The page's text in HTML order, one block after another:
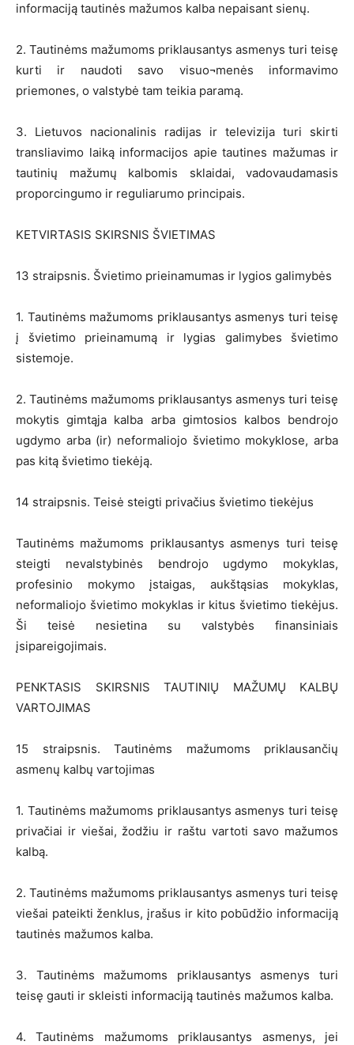
informaciją tautinės mažumos kalba nepaisant sienų.
2. Tautinėms mažumoms priklausantys asmenys turi teisę
kurti ir naudoti savo visuo¬menės informavimo
priemones, o valstybė tam teikia paramą.
3. Lietuvos nacionalinis radijas ir televizija turi skirti
transliavimo laiką informacijos apie tautines mažumas ir
tautinių mažumų kalbomis sklaidai, vadovaudamasis
proporcingumo ir reguliarumo principais.
KETVIRTASIS SKIRSNIS ŠVIETIMAS
13 straipsnis. Švietimo prieinamumas ir lygios galimybės
1. Tautinėms mažumoms priklausantys asmenys turi teisę
į švietimo prieinamumą ir lygias galimybes švietimo
sistemoje.
2. Tautinėms mažumoms priklausantys asmenys turi teisę
mokytis gimtąja kalba arba gimtosios kalbos bendrojo
ugdymo arba (ir) neformaliojo švietimo mokyklose, arba
pas kitą švietimo tiekėją.
14 straipsnis. Teisė steigti privačius švietimo tiekėjus
Tautinėms mažumoms priklausantys asmenys turi teisę
steigti nevalstybinės bendrojo ugdymo mokyklas,
profesinio mokymo įstaigas, aukštąsias mokyklas,
neformaliojo švietimo mokyklas ir kitus švietimo tiekėjus.
Ši teisė nesietina su valstybės finansiniais
įsipareigojimais.
PENKTASIS SKIRSNIS TAUTINIŲ MAŽUMŲ KALBŲ
VARTOJIMAS
15 straipsnis. Tautinėms mažumoms priklausančių
asmenų kalbų vartojimas
1. Tautinėms mažumoms priklausantys asmenys turi teisę
privačiai ir viešai, žodžiu ir raštu vartoti savo mažumos
kalbą.
2. Tautinėms mažumoms priklausantys asmenys turi teisę
viešai pateikti ženklus, įrašus ir kito pobūdžio informaciją
tautinės mažumos kalba.
3. Tautinėms mažumoms priklausantys asmenys turi
teisę gauti ir skleisti informaciją tautinės mažumos kalba.
4. Tautinėms mažumoms priklausantys asmenys, jei